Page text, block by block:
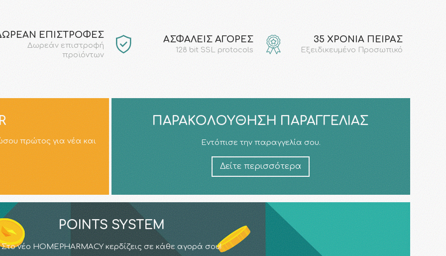
ΕΠΙΣΤΡΟΦΕΣ
Δωρεάν επιστροφή
προϊόντων
AΣΦΑΛΕΙΣ ΑΓΟΡΕΣ
128 bit SSL protocols
35 ΧΡΟΝΙΑ ΠΕΙΡΑΣ
Εξειδικευμένο Προσωπικό
πρώτος για νέα και
ΠΑΡΑΚΟΛΟΎΘΗΣΗ ΠΑΡΑΓΓΕΛΊΑΣ
Εντόπισε την παραγγελία σου.
Δείτε περισσότερα
POINTS SYSTEM
Στο νέο HOMEPHARMACY κερδίζεις σε κάθε αγορά σου!